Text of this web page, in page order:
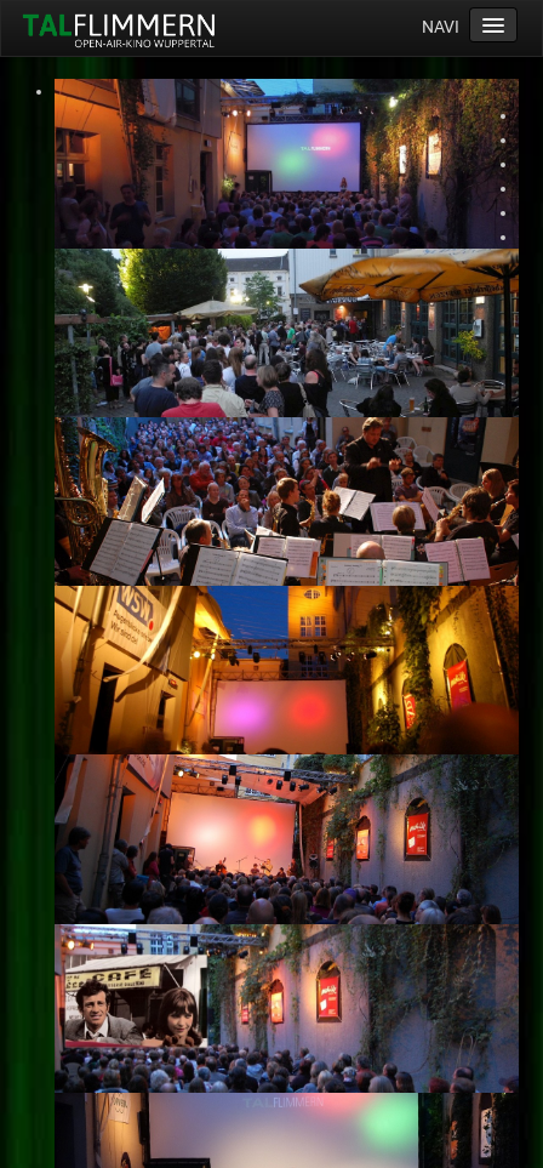
NAVI
Home
Programm
Service
Ticketinfos
Ort
Anreise
Wetter
Kinogutschein
Konzept
Archiv
Kontakt
Impressum
Datenschutz